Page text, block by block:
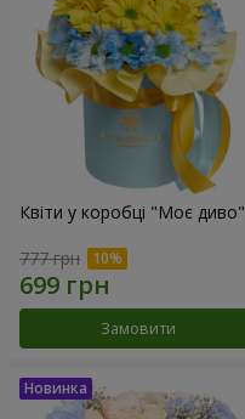
Квіти у коробці "Моє диво"
777 грн
Замовити